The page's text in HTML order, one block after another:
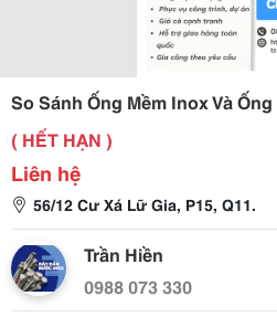
So Sánh Ống Mềm Inox Và
( HẾT HẠN )
Liên hệ
56/12 Cư Xá Lữ Gia, P15, Q11.
Trần Hiền
0988 073 330